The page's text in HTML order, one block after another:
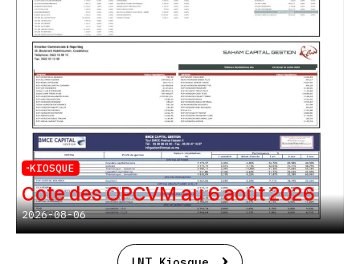
KIOSQUE
Cote des OPCVM au 6 août 2026
2026-08-06